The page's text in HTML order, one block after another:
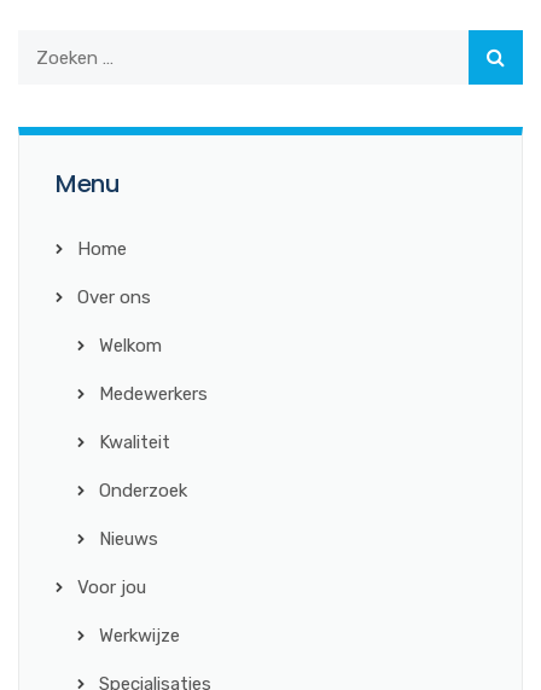
Menu
Home
Over ons
Welkom
Medewerkers
Kwaliteit
Onderzoek
Nieuws
Voor jou
Werkwijze
Specialisaties